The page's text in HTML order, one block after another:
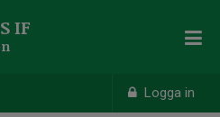
Logga in
IF